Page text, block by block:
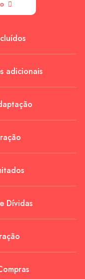
adicionais
Dívidas